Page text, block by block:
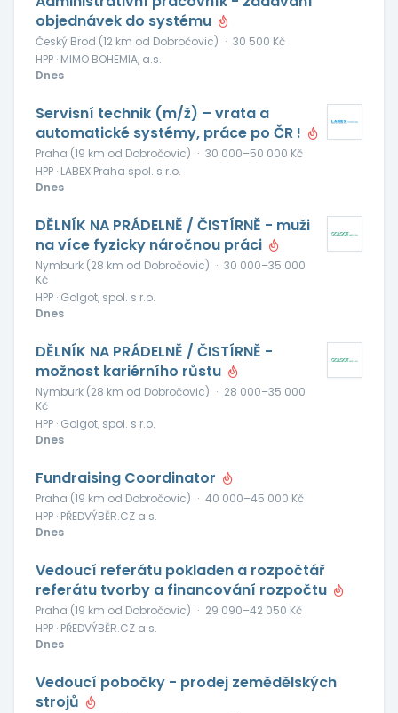
objednávek do systému
Český Brod (12 km od Dobročovic) · 30 500 Kč
HPP · MIMO BOHEMIA, a.s.
Dnes
Servisní technik (m/ž) – vrata a
automatické systémy, práce po ČR !
Praha (19 km od Dobročovic) · 30 000–50 000 Kč
HPP · LABEX Praha spol. s r.o.
Dnes
DĚLNÍK NA PRÁDELNĚ / ČISTÍRNĚ - muži
na více fyzicky náročnou práci
Nymburk (28 km od Dobročovic) · 30 000–35 000
Kč
HPP · Golgot, spol. s r.o.
Dnes
DĚLNÍK NA PRÁDELNĚ / ČISTÍRNĚ -
možnost kariérního růstu
Nymburk (28 km od Dobročovic) · 28 000–35 000
Kč
HPP · Golgot, spol. s r.o.
Dnes
Fundraising Coordinator
Praha (19 km od Dobročovic) · 40 000–45 000 Kč
HPP · PŘEDVÝBĚR.CZ a.s.
Dnes
Vedoucí referátu pokladen a rozpočtář
referátu tvorby a financování rozpočtu
Praha (19 km od Dobročovic) · 29 090–42 050 Kč
HPP · PŘEDVÝBĚR.CZ a.s.
Dnes
Vedoucí pobočky - prodej zemědělských
strojů